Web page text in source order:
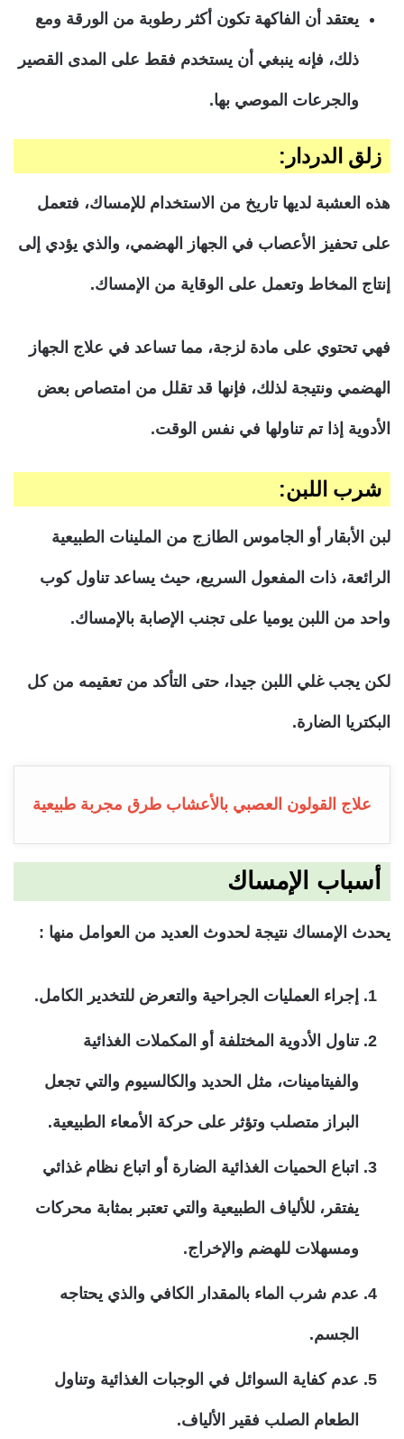
يعتقد أن الفاكهة تكون أكثر رطوبة من الورقة ومع
ذلك، فإنه ينبغي أن يستخدم فقط على المدى القصير
والجرعات الموصي بها.
زلق الدردار:
هذه العشبة لديها تاريخ من الاستخدام للإمساك، فتعمل
على تحفيز الأعصاب في الجهاز الهضمي، والذي يؤدي إلى
إنتاج المخاط وتعمل على الوقاية من الإمساك.
فهي تحتوي على مادة لزجة، مما تساعد في علاج الجهاز
الهضمي ونتيجة لذلك، فإنها قد تقلل من امتصاص بعض
الأدوية إذا تم تناولها في نفس الوقت.
شرب اللبن:
لبن الأبقار أو الجاموس الطازج من الملينات الطبيعية
الرائعة، ذات المفعول السريع، حيث يساعد تناول كوب
واحد من اللبن يوميا على تجنب الإصابة بالإمساك.
لكن يجب غلي اللبن جيدا، حتى التأكد من تعقيمه من كل
البكتريا الضارة.
علاج القولون العصبي بالأعشاب طرق مجربة طبيعية
أسباب الإمساك
يحدث الإمساك نتيجة لحدوث العديد من العوامل منها :
إجراء العمليات الجراحية والتعرض للتخدير الكامل.
تناول الأدوية المختلفة أو المكملات الغذائية
والفيتامينات، مثل الحديد والكالسيوم والتي تجعل
البراز متصلب وتؤثر على حركة الأمعاء الطبيعية.
اتباع الحميات الغذائية الضارة أو اتباع نظام غذائي
يفتقر، للألياف الطبيعية والتي تعتبر بمثابة محركات
ومسهلات للهضم والإخراج.
عدم شرب الماء بالمقدار الكافي والذي يحتاجه
الجسم.
عدم كفاية السوائل في الوجبات الغذائية وتناول
الطعام الصلب فقير الألياف.